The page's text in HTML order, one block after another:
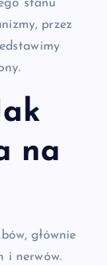
stanu
przez
na
głównie
i nerwów.